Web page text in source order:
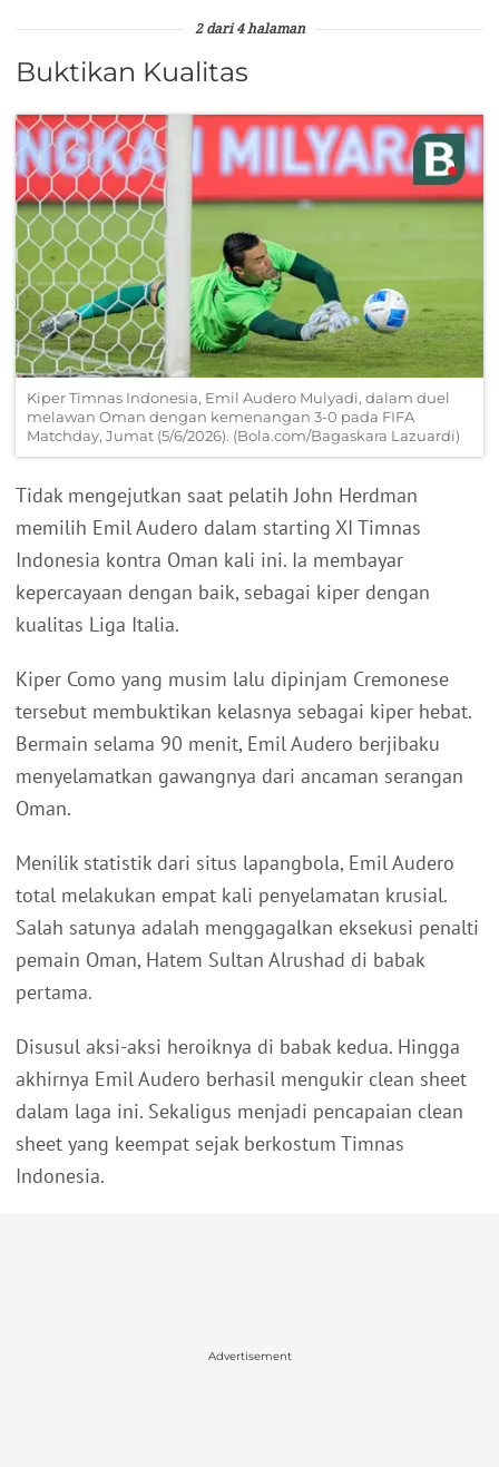
2 dari 4 halaman
Buktikan Kualitas
Kiper Timnas Indonesia, Emil Audero Mulyadi, dalam duel
melawan Oman dengan kemenangan 3-0 pada FIFA
Matchday, Jumat (5/6/2026). (Bola.com/Bagaskara Lazuardi)
Tidak mengejutkan saat pelatih John Herdman
memilih Emil Audero dalam starting XI Timnas
Indonesia kontra Oman kali ini. Ia membayar
kepercayaan dengan baik, sebagai kiper dengan
kualitas Liga Italia.
Kiper Como yang musim lalu dipinjam Cremonese
tersebut membuktikan kelasnya sebagai kiper hebat.
Bermain selama 90 menit, Emil Audero berjibaku
menyelamatkan gawangnya dari ancaman serangan
Oman.
Menilik statistik dari situs lapangbola, Emil Audero
total melakukan empat kali penyelamatan krusial.
Salah satunya adalah menggagalkan eksekusi penalti
pemain Oman, Hatem Sultan Alrushad di babak
pertama.
Disusul aksi-aksi heroiknya di babak kedua. Hingga
akhirnya Emil Audero berhasil mengukir clean sheet
dalam laga ini. Sekaligus menjadi pencapaian clean
sheet yang keempat sejak berkostum Timnas
Indonesia.
Advertisement